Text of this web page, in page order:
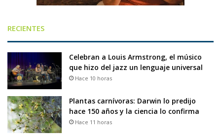
RECIENTES
Celebran a Louis Armstrong, el músico
que hizo del jazz un lenguaje universal
Hace 10 horas
Plantas carnívoras: Darwin lo predijo
hace 150 años y la ciencia lo confirma
Hace 11 horas